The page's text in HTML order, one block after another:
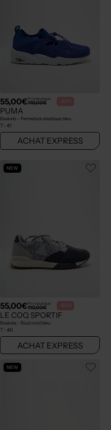
55,00€Prix boutique :
110,00€ -50%
PUMA
Baskets - Fermeture elastique bleu
T : 41
ACHAT EXPRESS
NEW
55,00€Prix boutique :
110,00€ -50%
LE COQ SPORTIF
Baskets - Bout rond bleu
T : 40
ACHAT EXPRESS
NEW